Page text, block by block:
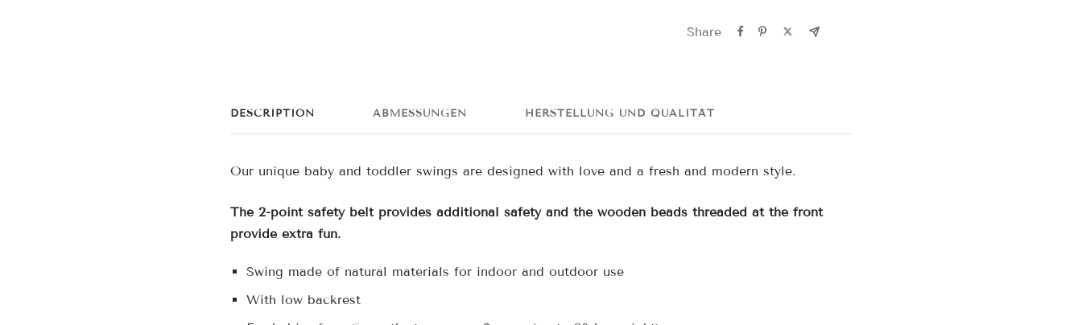
Share
DESCRIPTION ABMESSUNGEN HERSTELLUNG UND QUALITÄT
Our unique baby and toddler swings are designed with love and a fresh and modern style.
The 2-point safety belt provides additional safety and the wooden beads threaded at the front
provide extra fun.
Swing made of natural materials for indoor and outdoor use
With low backrest